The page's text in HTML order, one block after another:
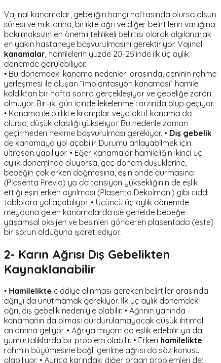
Vajinal kanamalar, gebeliğin hangi haftasında olursa olsun
süresi ve miktarına, birlikte ağrı ve diğer belirtilerin varlığına
bakılmaksızın en önemli tehlikeli belirtisi olarak algılanarak
en yakın hastaneye başvurulmasını gerektiriyor. Vajinal
kanamalar , hamilelerin yüzde 20-25’inde ilk üç aylık
dönemde görülebiliyor.
• Bu dönemdeki kanama nedenleri arasında, ceninin rahme
yerleşmesi ile oluşan “implantasyon kanaması” hamile
kaldıktan bir hafta sonra gerçekleşiyor ve gebeliğe zararı
olmuyor. Bir–iki gün içinde lekelenme tarzında olup geçiyor.
• Kanama ile birlikte kramplar veya aktif kanama da
olursa, düşük olasılığı yükseliyor. Bu nedenle zaman
geçirmeden hekime başvurulması gerekiyor. • Dış gebelik
de kanamaya yol açabilir. Durumu anlayabilmek için
ultrason yapılıyor. • Eğer kanamalar hamileliğin ikinci üç
aylık döneminde oluyorsa, geç dönem düşüklerine,
bebeğin çok erken doğmasına, eşin önde durmasına
(Plasenta Previa) ya da tansiyon yüksekliğinin de eşlik
ettiği eşin erken ayrılması (Plasenta Dekolmanı) gibi ciddi
tablolara yol açabiliyor. • Üçüncü üç aylık dönemde
meydana gelen kanamalarda ise genelde bebeğe
yaşamsal oksijen ve besinleri gönderen plasentada (eşte)
bir sorun olduğuna işaret ediyor.
2- Karın Ağrısı Dış Gebelikten
Kaynaklanabilir
• Hamilelikte ciddiye alınması gereken belirtiler arasında
ağrıyı da unutmamak gerekiyor. İlk üç aylık dönemdeki
ağrı, dış gebelik nedeniyle olabilir. • Ağrının yanında
kanamanın da olması durdurulamayacak düşük ihtimalı
anlamına geliyor. • Ağrıya miyom da eşlik edebilir ya da
yumurtalıklarda bir problem olabilir. • Erken hamilelikte
rahmin büyümesine bağlı gerilme ağrısı da söz konusu
olabiliyor. • Ayrıca karındaki diğer organ problemleri de;